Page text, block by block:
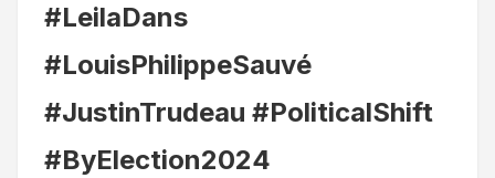
#LeilaDans
#LouisPhilippeSauvé
#JustinTrudeau #PoliticalShift
#ByElection2024